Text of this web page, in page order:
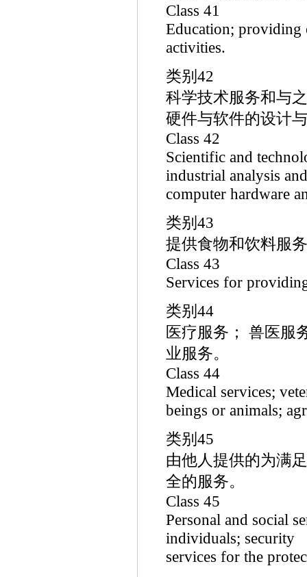
Class 41
Education; providing
activities.
类别42
科学技术服务和与
硬件与软件的设计
Class 42
Scientific and
industrial analysis
computer hardware
类别43
提供食物和饮料服
Class 43
Services for
类别44
医疗服务； 兽医服
业服务。
Class 44
Medical services;
beings or animals;
类别45
由他人提供的为满
全的服务。
Class 45
Personal and social
individuals; security
services for the